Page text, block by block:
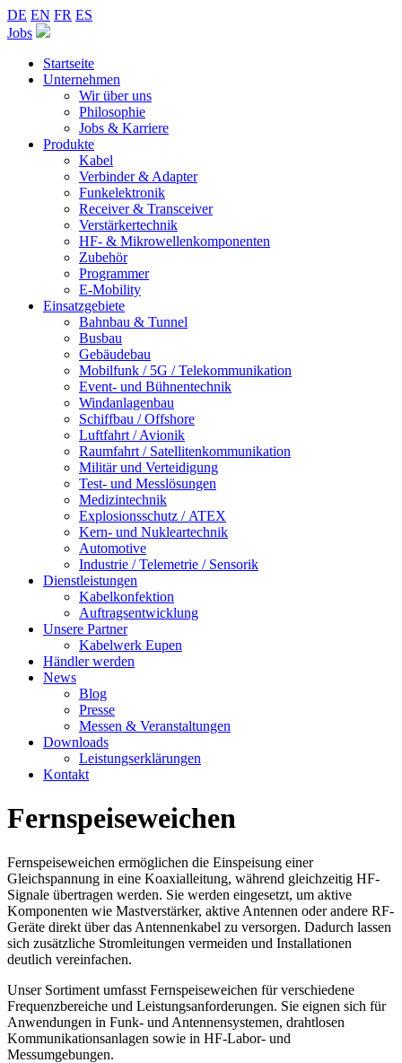
DE EN FR ES
Jobs
Startseite
Unternehmen
Wir über uns
Philosophie
Jobs & Karriere
Produkte
Kabel
Verbinder & Adapter
Funkelektronik
Receiver & Transceiver
Verstärkertechnik
HF- & Mikrowellenkomponenten
Zubehör
Programmer
E-Mobility
Einsatzgebiete
Bahnbau & Tunnel
Busbau
Gebäudebau
Mobilfunk / 5G / Telekommunikation
Event- und Bühnentechnik
Windanlagenbau
Schiffbau / Offshore
Luftfahrt / Avionik
Raumfahrt / Satellitenkommunikation
Militär und Verteidigung
Test- und Messlösungen
Medizintechnik
Explosionsschutz / ATEX
Kern- und Nukleartechnik
Automotive
Industrie / Telemetrie / Sensorik
Dienstleistungen
Kabelkonfektion
Auftragsentwicklung
Unsere Partner
Kabelwerk Eupen
Händler werden
News
Blog
Presse
Messen & Veranstaltungen
Downloads
Leistungserklärungen
Kontakt
Fernspeiseweichen
Fernspeiseweichen ermöglichen die Einspeisung einer
Gleichspannung in eine Koaxialleitung, während gleichzeitig HF-
Signale übertragen werden. Sie werden eingesetzt, um aktive
Komponenten wie Mastverstärker, aktive Antennen oder andere RF-
Geräte direkt über das Antennenkabel zu versorgen. Dadurch lassen
sich zusätzliche Stromleitungen vermeiden und Installationen
deutlich vereinfachen.
Unser Sortiment umfasst Fernspeiseweichen für verschiedene
Frequenzbereiche und Leistungsanforderungen. Sie eignen sich für
Anwendungen in Funk- und Antennensystemen, drahtlosen
Kommunikationsanlagen sowie in HF-Labor- und
Messumgebungen.